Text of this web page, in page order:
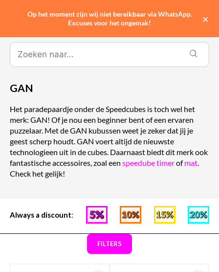
GAN
Het paradepaardje onder de Speedcubes is toch wel het
merk: GAN! Of je nou een beginner bent of een ervaren
puzzelaar. Met de GAN kubussen weet je zeker dat jij je
geest scherp houdt. GAN voert altijd de nieuwste
technologieen uit in de cubes. Daarnaast biedt dit merk ook
fantastische accessoires, zoal een speedube timerofmat.
Check het gelijk!
Always a discount:
FILTERS
Op het moment zijn wij niet bereikbaar via WhatsApp.
Excuses voor het ongemak!
×